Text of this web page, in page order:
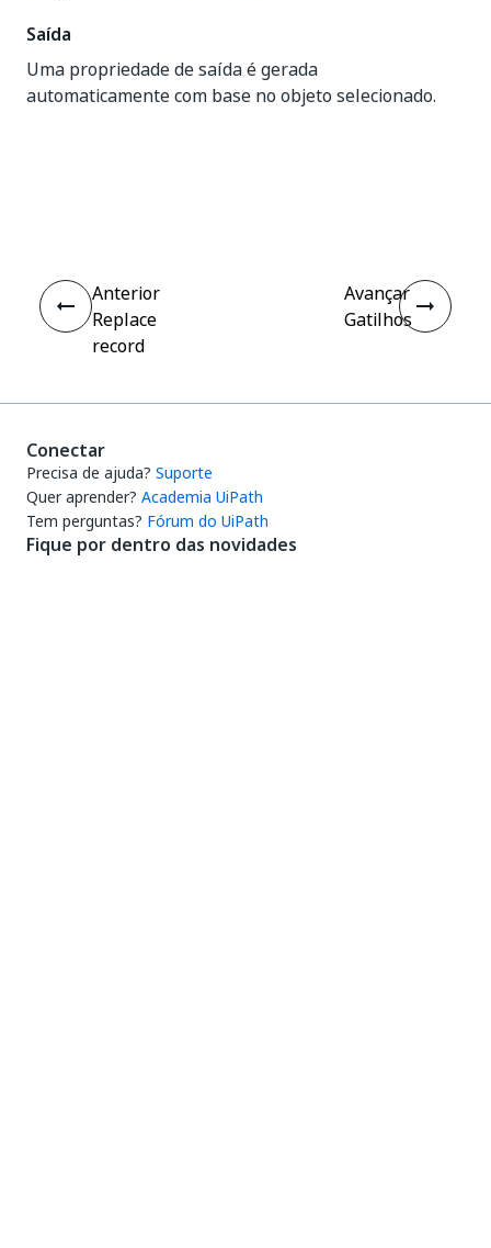
Saída
Uma propriedade de saída é gerada
automaticamente com base no objeto selecionado.
Anterior
Replace
record
Avançar
Gatilhos
Conectar
Precisa de ajuda? Suporte
Quer aprender? Academia UiPath
Tem perguntas? Fórum do UiPath
Fique por dentro das novidades